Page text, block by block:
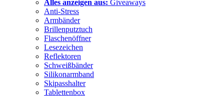
Alles anzeigen aus: Giveaways
Anti-Stress
Armbänder
Brillenputztuch
Flaschenöffner
Lesezeichen
Reflektoren
Schweißbänder
Silikonarmband
Skipasshalter
Tablettenbox